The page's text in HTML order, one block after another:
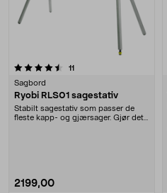
11
Sagbord
Ryobi RLS01 sagestativ
Stabilt sagestativ som passer de
fleste kapp- og gjærsager. Gjør det
2199,00
0.0 av 5 stjerner